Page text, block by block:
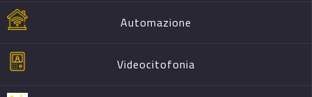
Automazione
Videocitofonia